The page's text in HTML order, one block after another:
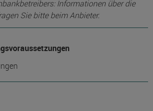
Informationen über die
Sie bitte beim Anbieter.